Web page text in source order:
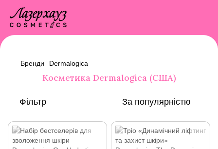
Бренди Dermalogica
Косметика Dermalogica (США)
Фільтр За популярністю